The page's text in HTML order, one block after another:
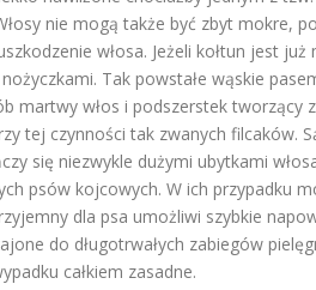
nie mogą także być zbyt mokre,
włosa. Jeżeli kołtun jest
Tak powstałe wąskie
martwy włos i podszerstek tworzący
tej czynności tak zwanych filcaków.
się niezwykle dużymi ubytkami
psów kojcowych. W ich przypadku
dla psa umożliwi szybkie
do długotrwałych zabiegów
całkiem zasadne.